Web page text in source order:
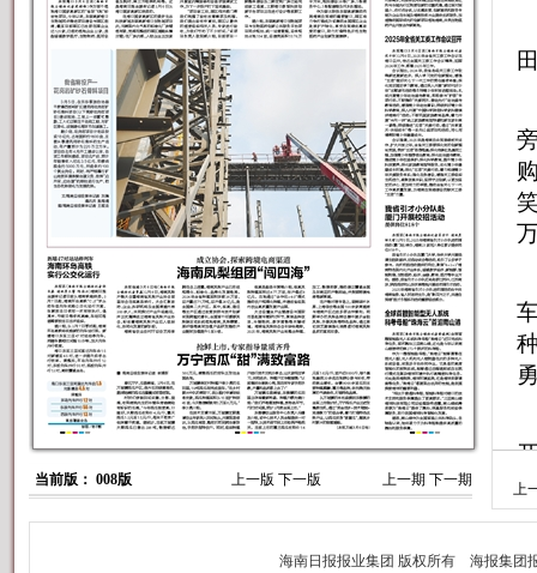
当前版： 008版 上一版 下一版 上一期 下一期
上